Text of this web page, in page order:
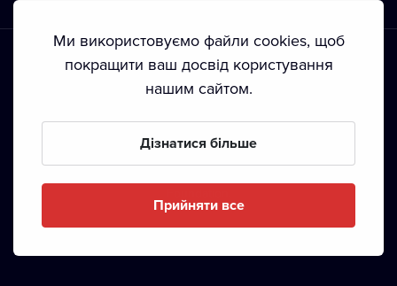
Положення й умови • Конфіденційність • Автoрські права
Ми використовуємо файли cookies, щоб
покращити ваш досвід користування
нашим сайтом.
Дізнатися більше
Прийняти все